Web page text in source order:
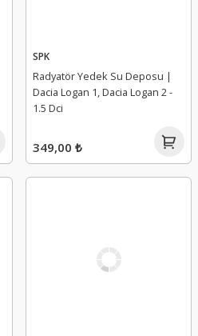
SPK
Radyatör Yedek Su Deposu |
Dacia Logan 1, Dacia Logan 2 -
1.5 Dci
349,00 ₺